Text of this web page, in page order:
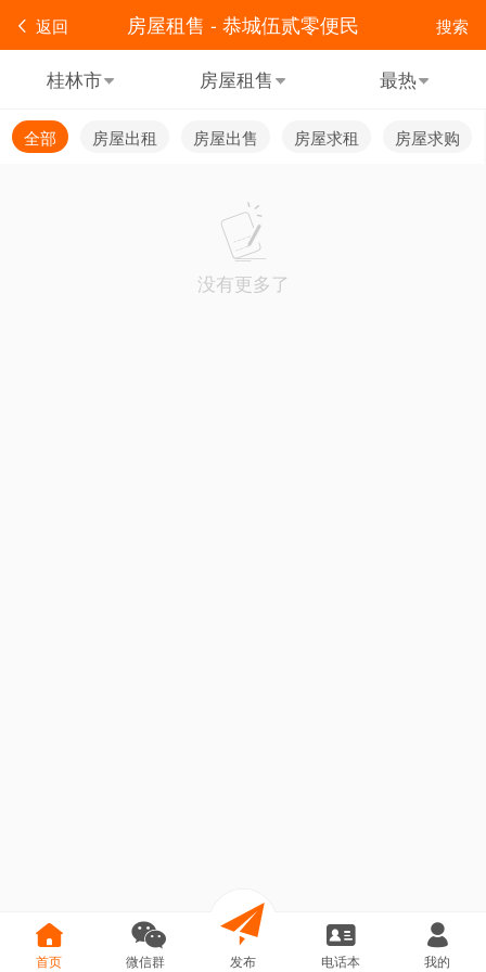
返回 搜索
房屋租售 - 恭城伍贰零便民
桂林市 房屋租售 最热
全部 房屋出租 房屋出售 房屋求租 房屋求购
没有更多了
首页 微信群 发布 电话本 我的